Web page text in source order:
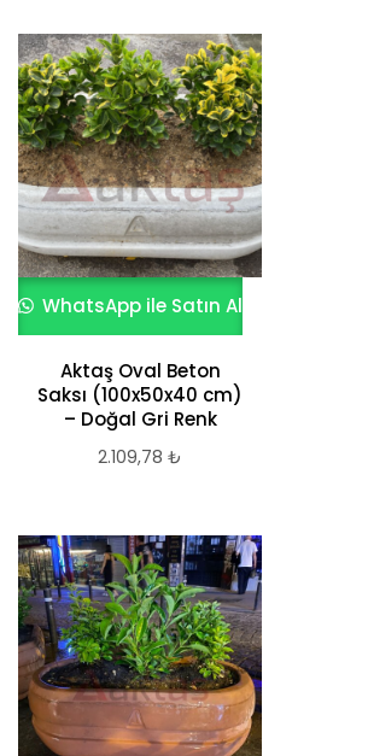
WhatsApp ile Satın Al
Aktaş Oval Beton
Saksı (100x50x40 cm)
– Doğal Gri Renk
2.109,78 ₺